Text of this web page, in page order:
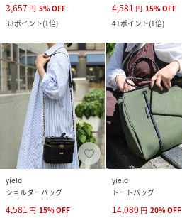
3,657 円 5%OFF
33ポイント(1倍)
4,581 円 15%OFF
41ポイント(1倍)
yield
ショルダーバッグ
4,581 円 15%OFF
yield
トートバッグ
14,080 円 20%OFF